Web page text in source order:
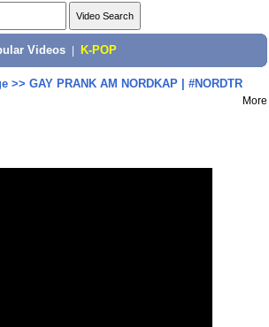
Videos K-POP
>> GAY PRANK AM NORDKAP | #NORDTR
More